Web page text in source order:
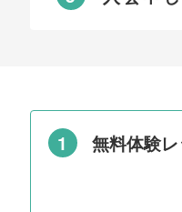
1 無料体験